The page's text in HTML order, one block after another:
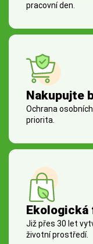
pracovní den.
Nakupujte
Ochrana
priorita.
Ekologická
Již přes 30 let
životní prostředí.